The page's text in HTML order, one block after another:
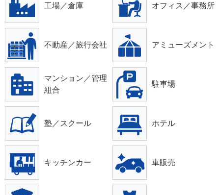
工場／倉庫 オフィス／事務所
不動産／旅行会社 アミューズメント
マンション／管理
組合
駐車場
塾／スクール ホテル
キッチンカー 車販売